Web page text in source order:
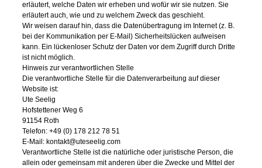
erläutert, welche Daten wir erheben und wofür wir sie nutzen. Sie
erläutert auch, wie und zu welchem Zweck das geschieht.
Wir weisen darauf hin, dass die Datenübertragung im Internet (z. B.
bei der Kommunikation per E-Mail) Sicherheitslücken aufweisen
kann. Ein lückenloser Schutz der Daten vor dem Zugriff durch Dritte
ist nicht möglich.
Hinweis zur verantwortlichen Stelle
Die verantwortliche Stelle für die Datenverarbeitung auf dieser
Website ist:
Ute Seelig
Hofstettener Weg 6
91154 Roth
Telefon: +49 (0) 178 212 78 51
E-Mail: kontakt@uteseelig.com
Verantwortliche Stelle ist die natürliche oder juristische Person, die
allein oder gemeinsam mit anderen über die Zwecke und Mittel der